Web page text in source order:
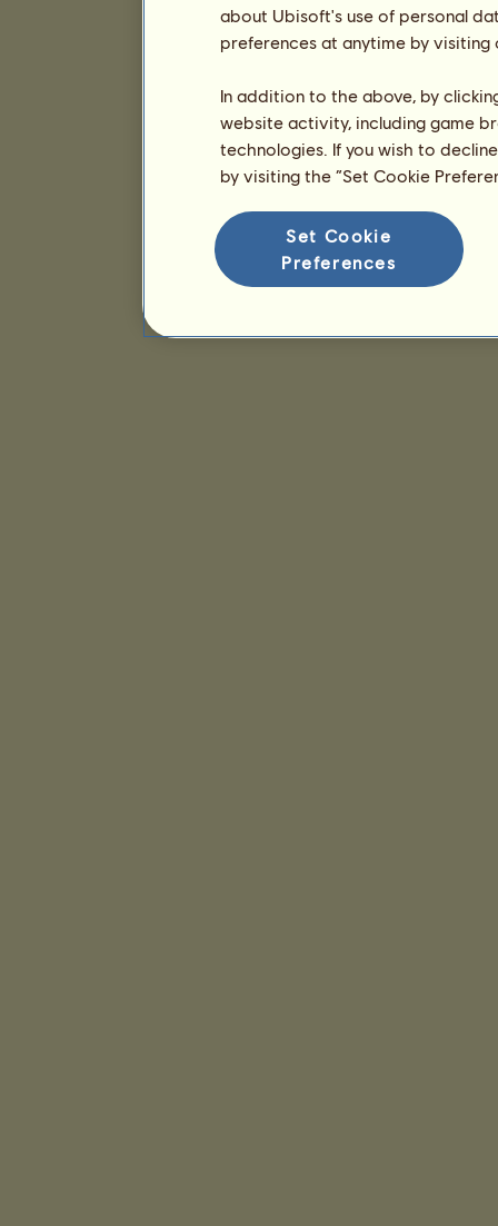
about Ubisoft's use of personal
preferences at anytime by
In addition to the above, by
website activity, including game
technologies. If you wish to
by visiting the “Set Cookie
Set Cookie
Preferences